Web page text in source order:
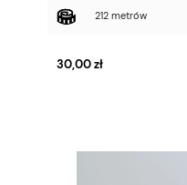
212 metrów
30,00 zł